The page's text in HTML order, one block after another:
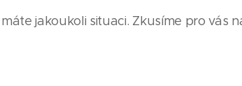
jakoukoli situaci. Zkusíme pro vás